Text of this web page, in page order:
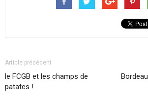
Article précédent
le FCGB et les champs de
patates !